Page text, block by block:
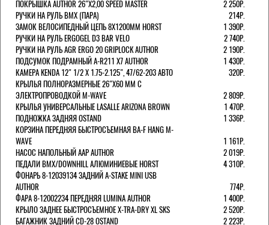
ПОКРЫШКА AUTHOR 26"Х2,00 SPEED MASTER
2 250Р.
РУЧКИ НА РУЛЬ BMX (ПАРА)
214Р.
ЗАМОК ВЕЛОCИПЕДНЫЙ ЦЕПЬ 8Х1200ММ HORST
1 390Р.
РУЧКИ НА РУЛЬ ERGOGEL D3 BAR VELO
2 740Р.
РУЧКИ НА РУЛЬ AGR ERGO 20 GRIPLOCK AUTHOR
2 190Р.
ПОДСУМОК ПОДРАМНЫЙ A-R211 X7 AUTHOR
1 430Р.
КАМЕРА KENDA 12" 1/2 Х 1.75-2.125", 47/62-203 АВТО
320Р.
КРЫЛЬЯ ПОЛНОРАЗМЕРНЫЕ 26"Х60 ММ С
ЭЛЕКТРОПРОВОДКОЙ M-WAVE
2 809Р.
КРЫЛЬЯ УНИВЕРСАЛЬНЫЕ LASALLE ARIZONA BROWN
1 470Р.
ПОДНОЖКА ЗАДНЯЯ OSTAND
1 336Р.
КОРЗИНА ПЕРЕДНЯЯ БЫСТРОСЪЕМНАЯ BA-F HANG M-
WAVE
1 161Р.
НАСОС НАПОЛЬНЫЙ AAP AUTHOR
2 019Р.
ПЕДАЛИ BMX/DOWNHILL АЛЮМИНИЕВЫЕ HORST
4 310Р.
ФОНАРЬ 8-12039134 ЗАДНИЙ A-STAKE MINI USB
AUTHOR
774Р.
ФАРА 8-12002234 ПЕРЕДНЯЯ LUMINA AUTHOR
1 400Р.
КРЫЛО ЗАДНЕЕ БЫСТРОСЪЕМНОЕ X-TRA-DRY XL SKS
2 520Р.
БАГАЖНИК ЗАДНИЙ CD-28 OSTAND
2 223Р.